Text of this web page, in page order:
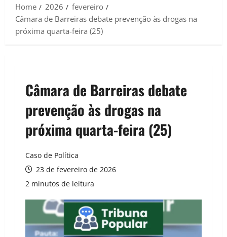
Home
2026
fevereiro
Câmara de Barreiras debate prevenção às drogas na
próxima quarta-feira (25)
Câmara de Barreiras debate
prevenção às drogas na
próxima quarta-feira (25)
Caso de Política
23 de fevereiro de 2026
2 minutos de leitura